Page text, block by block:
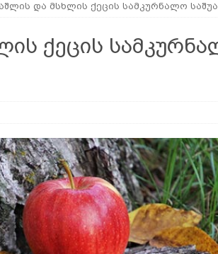
AGROPLUS
ᲛᲔᲤᲠᲘᲜᲕᲔᲚᲔᲝᲑᲐ
პროგნოზირებენ
და მსხლის ქეცის სამკურნალო
ქეცის